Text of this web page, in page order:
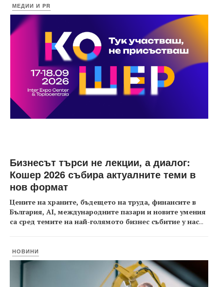
МЕДИИ И PR
Бизнесът търси не лекции, а диалог:
Кошер 2026 събира актуалните теми в
нов формат
Цените на храните, бъдещето на труда, финансите в
България, AI, международните пазари и новите умения
са сред темите на най-голямото бизнес събитие у нас...
НОВИНИ